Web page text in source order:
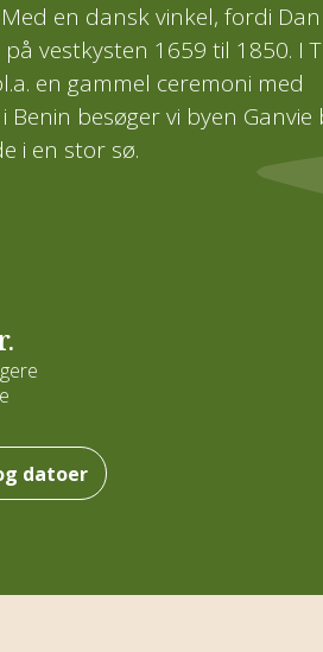
ny rejseven
kultur og natur
tid
Viktors Farmor
Farmor
en dansk vinkel, fordi
vestkysten 1659 til 1850. I
en gammel ceremoni med
Benin besøger vi byen Ganvie
i en stor sø.
datoer